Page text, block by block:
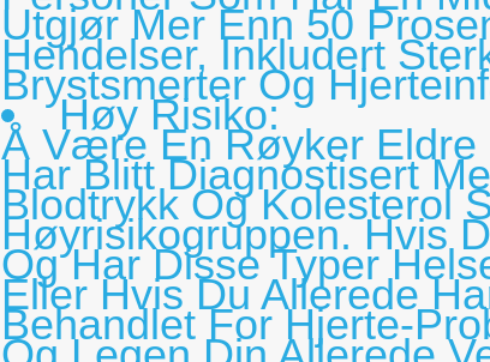
Utgjør Mer Enn 50
Hendelser, Inkludert
Brystsmerter Og
Høy Risiko:
Å Være En Røyker Eldre
Har Blitt Diagnostisert
Blodtrykk Og Kolesterol
Høyrisikogruppen. Hvis
Og Har Disse Typer
Eller Hvis Du Allerede
Behandlet For Hjerte-